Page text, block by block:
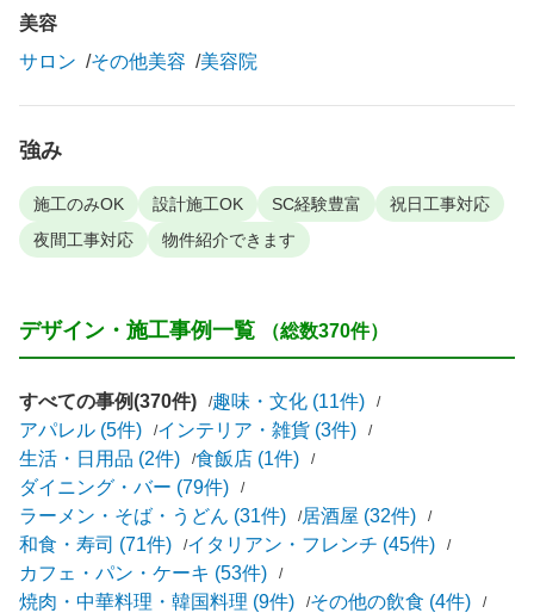
美容
サロン
その他美容 美容院
強み
施工のみOK 設計施工OK SC経験豊富
祝日工事対応
夜間工事対応
物件紹介できます
デザイン・施工事例一覧 （総数370件）
すべての事例(370件)
趣味・文化 (11件)
アパレル (5件)
インテリア・雑貨 (3件)
生活・日用品 (2件)
食飯店 (1件)
ダイニング・バー (79件)
ラーメン・そば・うどん (31件)
居酒屋 (32件)
和食・寿司 (71件)
イタリアン・フレンチ (45件)
カフェ・パン・ケーキ (53件)
焼肉・中華料理・韓国料理 (9件)
その他の飲食 (4件)